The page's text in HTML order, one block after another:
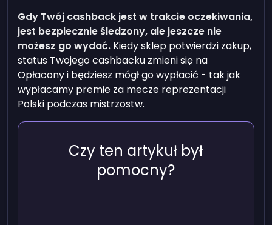
Gdy Twój cashback jest w trakcie oczekiwania,
jest bezpiecznie śledzony, ale jeszcze nie
możesz go wydać. Kiedy sklep potwierdzi zakup,
status Twojego cashbacku zmieni się na
Opłacony i będziesz mógł go wypłacić - tak jak
wypłacamy premie za mecze reprezentacji
Polski podczas mistrzostw.
Czy ten artykuł był
pomocny?